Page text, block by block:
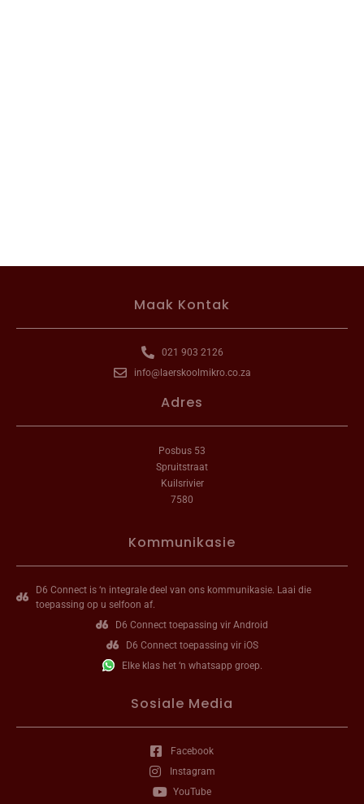
Maak Kontak
021 903 2126
info@laerskoolmikro.co.za
Adres
Posbus 53
Spruitstraat
Kuilsrivier
7580
Kommunikasie
D6 Connect is ‘n integrale deel van ons kommunikasie. Laai die
toepassing op u selfoon af.
D6 Connect toepassing vir Android
D6 Connect toepassing vir iOS
Elke klas het ‘n whatsapp groep.
Sosiale Media
Facebook
Instagram
YouTube